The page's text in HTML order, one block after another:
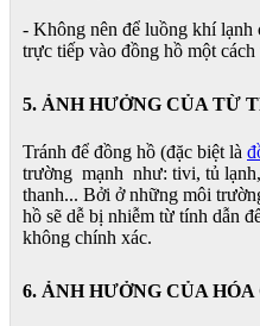
- Không nên để luồng khí lạnh
trực tiếp vào đồng hồ một
5. ẢNH HƯỞNG CỦA TỪ
Tránh để đồng hồ (đặc biệt là
trường mạnh như: tivi, tủ
thanh... Bởi ở những môi
hồ sẽ dễ bị nhiễm từ tính dẫn
không chính xác.
6. ẢNH HƯỞNG CỦA